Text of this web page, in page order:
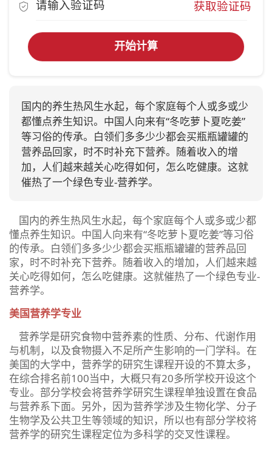
获取验证码
开始计算
国内的养生热风生水起，每个家庭每个人或多或少
都懂点养生知识。中国人向来有“冬吃萝卜夏吃姜”
等习俗的传承。白领们多多少少都会买瓶瓶罐罐的
营养品回家，时不时补充下营养。随着收入的增
加，人们越来越关心吃得如何，怎么吃健康。这就
催热了一个绿色专业-营养学。
国内的养生热风生水起，每个家庭每个人或多或少都
懂点养生知识。中国人向来有“冬吃萝卜夏吃姜”等习俗
的传承。白领们多多少少都会买瓶瓶罐罐的营养品回
家，时不时补充下营养。随着收入的增加，人们越来越
关心吃得如何，怎么吃健康。这就催热了一个绿色专业-
营养学。
美国营养学专业
营养学是研究食物中营养素的性质、分布、代谢作用
与机制，以及食物摄入不足所产生影响的一门学科。在
美国的大学中，营养学的研究生课程开设的不算太多，
在综合排名前100当中，大概只有20多所学校开设这个
专业。部分学校会将营养学研究生课程单独设置在食品
与营养系下面。另外，因为营养学涉及生物化学、分子
生物学及公共卫生等领域的知识，所以也有部分学校将
营养学的研究生课程定位为多科学的交叉性课程。